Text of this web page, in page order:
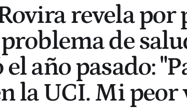
revela por
de
año pasado:
la UCI. Mi peor